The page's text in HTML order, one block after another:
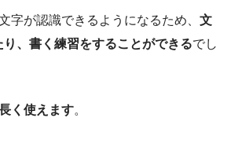
字が認識できるようになるため、 文
、書く練習をすることができるでし
く使えます。